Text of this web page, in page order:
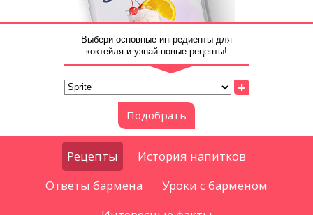
Выбери основные ингредиенты для
коктейля и узнай новые рецепты!
+
Подобрать
Рецепты
История напитков
Ответы бармена
Уроки с барменом